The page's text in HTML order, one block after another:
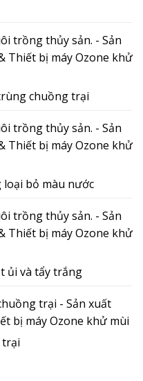
trồng thủy sản. - Sản
Thiết bị máy Ozone khử
chuồng trại
trồng thủy sản. - Sản
Thiết bị máy Ozone khử
bỏ màu nước
trồng thủy sản. - Sản
Thiết bị máy Ozone khử
ủi và tẩy trắng
trại - Sản xuất
bị máy Ozone khử mùi